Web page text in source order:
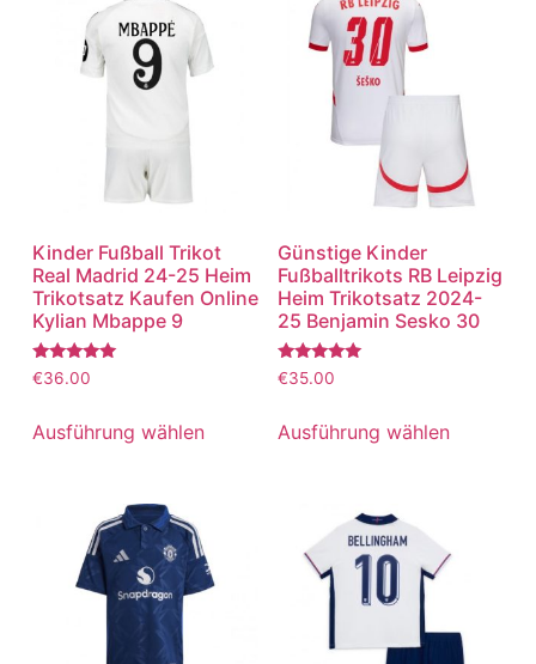
Kinder Fußball Trikot
Real Madrid 24-25 Heim
Trikotsatz Kaufen Online
Kylian Mbappe 9
Bewertet
mit
von 5
€36.00
Ausführung wählen
Günstige Kinder
Fußballtrikots RB Leipzig
Heim Trikotsatz 2024-
25 Benjamin Sesko 30
Bewertet
mit
von 5
€35.00
Ausführung wählen